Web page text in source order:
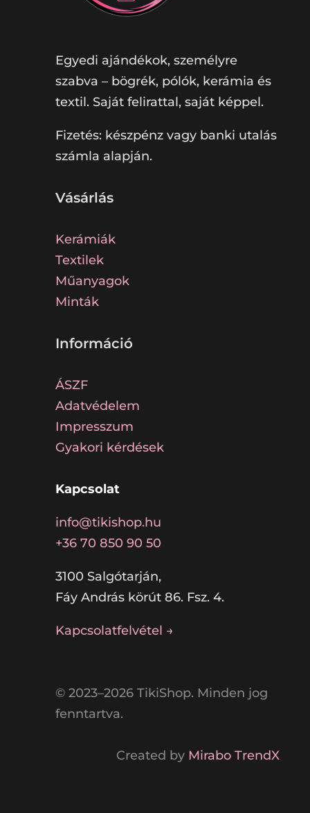
Egyedi ajándékok, személyre
szabva – bögrék, pólók, kerámia és
textil. Saját felirattal, saját képpel.
Fizetés: készpénz vagy banki utalás
számla alapján.
Vásárlás
Kerámiák
Textilek
Műanyagok
Minták
Információ
ÁSZF
Adatvédelem
Impresszum
Gyakori kérdések
Kapcsolat
info@tikishop.hu
+36 70 850 90 50
3100 Salgótarján,
Fáy András körút 86. Fsz. 4.
Kapcsolatfelvétel →
© 2023–2026 TikiShop. Minden jog
fenntartva.
Created by Mirabo TrendX